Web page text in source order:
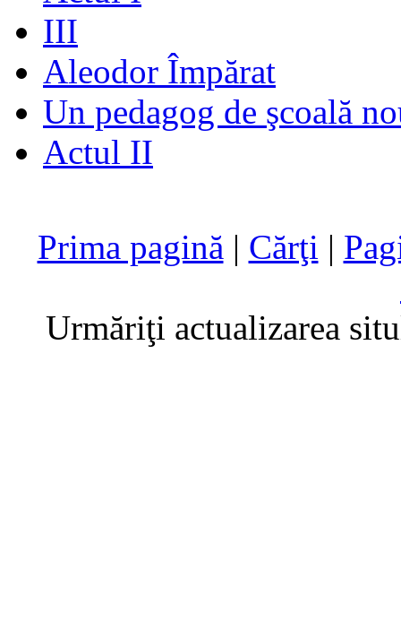
III
Aleodor Împărat
Un pedagog de şcoală
Actul II
Prima pagină | Cărţi |
Urmăriţi actualizarea